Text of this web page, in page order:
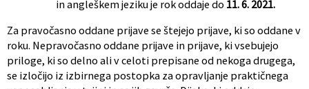
in angleškem jeziku je rok oddaje do 11. 6. 2021.
Za pravočasno oddane prijave se štejejo prijave, ki so oddane v
roku. Nepravočasno oddane prijave in prijave, ki vsebujejo
priloge, ki so delno ali v celoti prepisane od nekoga drugega,
se izločijo iz izbirnega postopka za opravljanje praktičnega